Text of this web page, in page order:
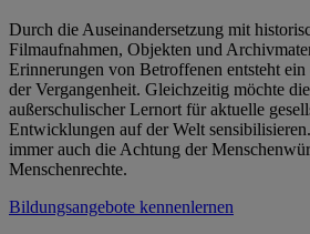
Durch die Auseinandersetzung mit
Filmaufnahmen, Objekten und
Erinnerungen von Betroffenen entsteht
der Vergangenheit. Gleichzeitig möchte
außerschulischer Lernort für aktuelle
Entwicklungen auf der Welt
immer auch die Achtung der
Menschenrechte.
Bildungsangebote kennenlernen